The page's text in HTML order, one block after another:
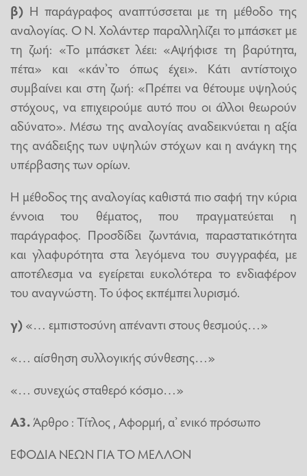
β) Η παράγραφος αναπτύσσεται με τη μέθοδο της
αναλογίας. Ο Ν. Χολάντερ παραλληλίζει το μπάσκετ με
τη ζωή: «Το μπάσκετ λέει: «Αψήφισε τη βαρύτητα,
πέτα» και «κάν’το όπως έχει». Κάτι αντίστοιχο
συμβαίνει και στη ζωή: «Πρέπει να θέτουμε υψηλούς
στόχους, να επιχειρούμε αυτό που οι άλλοι θεωρούν
αδύνατο». Μέσω της αναλογίας αναδεικνύεται η αξία
της ανάδειξης των υψηλών στόχων και η ανάγκη της
υπέρβασης των ορίων.
Η μέθοδος της αναλογίας καθιστά πιο σαφή την κύρια
έννοια του θέματος, που πραγματεύεται η
παράγραφος. Προσδίδει ζωντάνια, παραστατικότητα
και γλαφυρότητα στα λεγόμενα του συγγραφέα, με
αποτέλεσμα να εγείρεται ευκολότερα το ενδιαφέρον
του αναγνώστη. Το ύφος εκπέμπει λυρισμό.
γ)«… εμπιστοσύνη απέναντι στους θεσμούς…»
«… αίσθηση συλλογικής σύνθεσης…»
«… συνεχώς σταθερό κόσμο…»
Α3.Άρθρο : Τίτλος , Αφορμή, α’ ενικό πρόσωπο
ΕΦΟΔΙΑ ΝΕΩΝ ΓΙΑ ΤΟ ΜΕΛΛΟΝ